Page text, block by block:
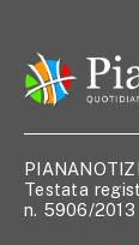
Testata
n. 5906/2013